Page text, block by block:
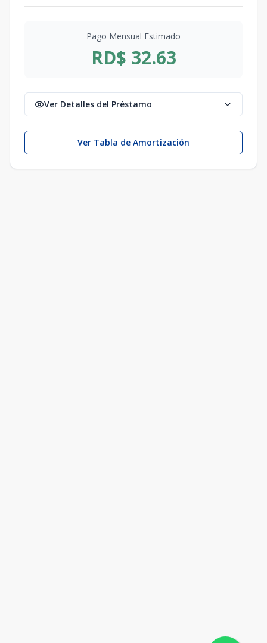
Pago Mensual Estimado
RD$ 32.63
Ver Detalles del Préstamo
Ver Tabla de Amortización